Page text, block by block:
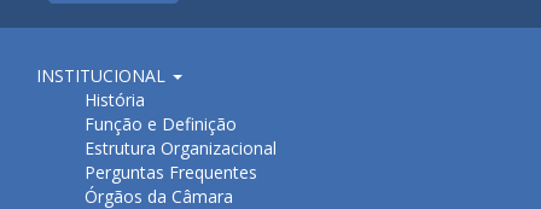
INSTITUCIONAL
História
Função e Definição
Estrutura Organizacional
Perguntas Frequentes
Órgãos da Câmara